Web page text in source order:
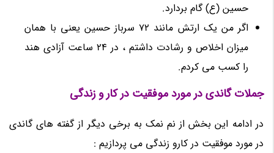
حسین (ع) گام بردارد.
اگر من یک ارتش مانند 72 سرباز حسین یعنی با همان
میزان اخلاص و رشادت داشتم ، در 24 ساعت آزادی هند
را کسب می کردم.
جملات گاندی در مورد موفقیت در کار و زندگی
در ادامه این بخش از نم نمک به برخی دیگر از گفته های گاندی
در مورد موفقیت در کارو زندگی می پردازیم :